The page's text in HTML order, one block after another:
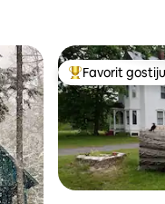
Glavni favorit
Favorit gostiju